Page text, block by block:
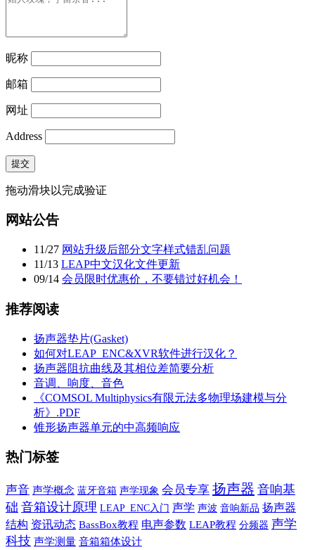
昵称
邮箱
网址
Address
提交
拖动滑块以完成验证
网站公告
11/27 网站升级后部分文字样式错乱问题
11/13 LEAP中文汉化文件更新
09/14 会员限时优惠价，不要错过好机会！
推荐阅读
扬声器垫片(Gasket)
如何对LEAP_ENC&XVR软件进行汉化？
扬声器阻抗曲线及其相位差简要分析
音调、响度、音色
《COMSOL Multiphysics有限元法多物理场建模与分
析》.PDF
锥形扬声器单元的中高频响应
热门标签
声音 声学概念 蓝牙音箱 声学现象 会员专享 扬声器 音响基
础 音箱设计原理 LEAP_ENC入门 声学 声波 音响新品 扬声器
结构 资讯动态 BassBox教程 电声参数 LEAP教程 分频器 声学
科技 声学测量 音箱箱体设计